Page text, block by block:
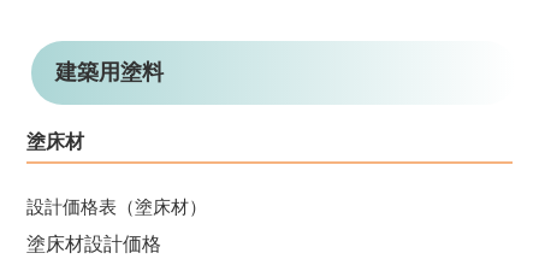
建築用塗料
塗床材
設計価格表（塗床材）
塗床材設計価格